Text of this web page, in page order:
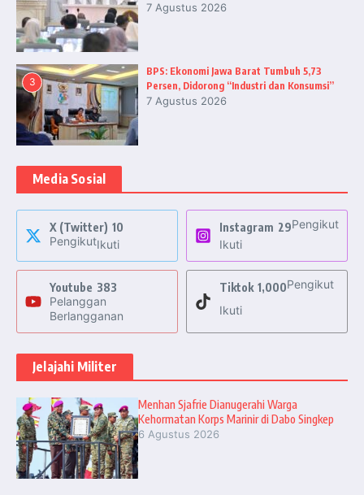
7 Agustus 2026
3
BPS: Ekonomi Jawa Barat Tumbuh 5,73
Persen, Didorong “Industri dan Konsumsi”
7 Agustus 2026
Media Sosial
X (Twitter) 10
PengikutIkuti
Instagram 29Pengikut
Ikuti
Youtube 383
Pelanggan
Berlangganan
Tiktok 1,000Pengikut
Ikuti
Jelajahi Militer
Menhan Sjafrie Dianugerahi Warga
Kehormatan Korps Marinir di Dabo Singkep
6 Agustus 2026